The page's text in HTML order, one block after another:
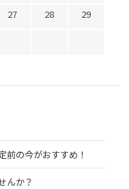
27 28
29
前の今がおすすめ！
んか？